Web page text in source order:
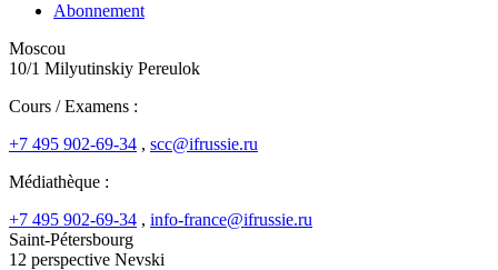
Abonnement
Moscou
10/1 Milyutinskiy Pereulok
Cours / Examens :
+7 495 902-69-34 , scc@ifrussie.ru
Médiathèque :
+7 495 902-69-34 , info-france@ifrussie.ru
Saint-Pétersbourg
12 perspective Nevski